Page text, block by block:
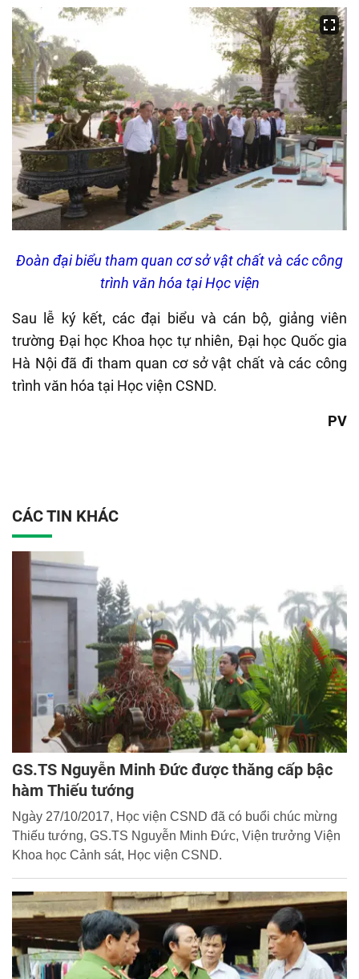
Đoàn đại biểu tham quan cơ sở vật chất và các công
trình văn hóa tại Học viện
Sau lễ ký kết, các đại biểu và cán bộ, giảng viên
trường Đại học Khoa học tự nhiên, Đại học Quốc gia
Hà Nội đã đi tham quan cơ sở vật chất và các công
trình văn hóa tại Học viện CSND.
PV
CÁC TIN KHÁC
GS.TS Nguyễn Minh Đức được thăng cấp bậc
hàm Thiếu tướng
Ngày 27/10/2017, Học viện CSND đã có buổi chúc mừng
Thiếu tướng, GS.TS Nguyễn Minh Đức, Viện trưởng Viện
Khoa học Cảnh sát, Học viện CSND.